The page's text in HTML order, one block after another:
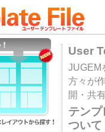
User
JUGEM
方々が
開・共
テン
ついて